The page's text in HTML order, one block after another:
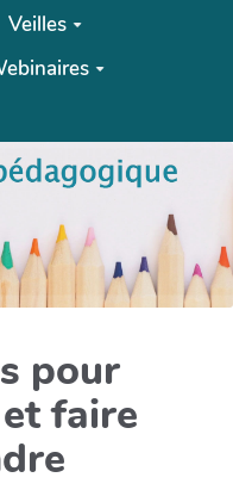
Veilles
pour
faire